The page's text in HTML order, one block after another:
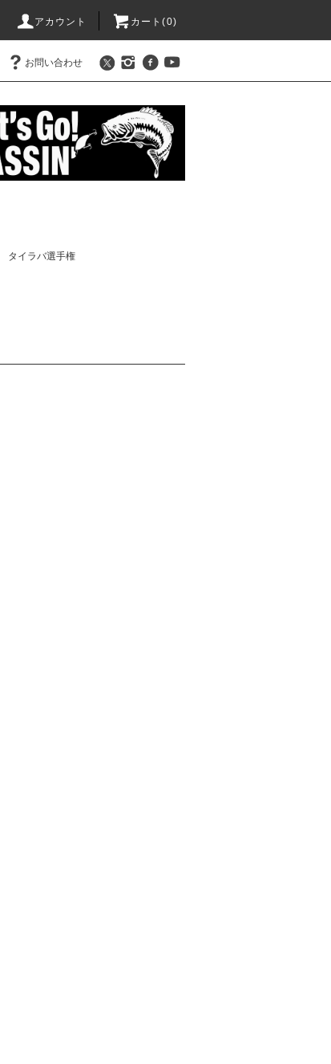
アカウント カート(0)
お問い合わせ
タイラバ選手権